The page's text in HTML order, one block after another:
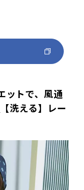
ットで、風通
【洗える】レー